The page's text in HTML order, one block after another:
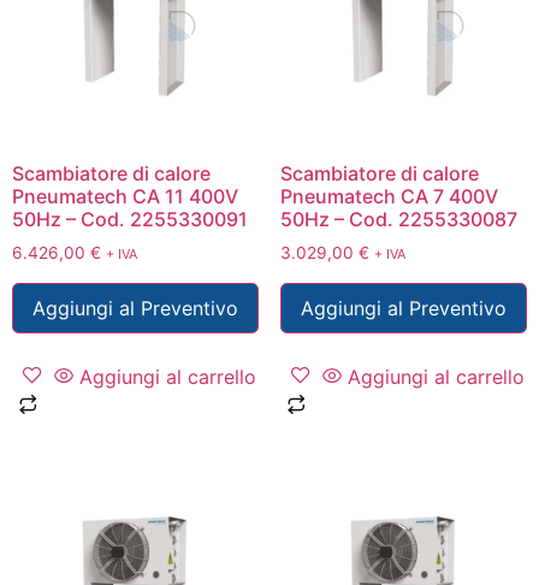
Scambiatore di calore
Pneumatech CA 11 400V
50Hz – Cod. 2255330091
6.426,00 € + IVA
Aggiungi al Preventivo
Aggiungi al carrello
Scambiatore di calore
Pneumatech CA 7 400V
50Hz – Cod. 2255330087
3.029,00 € + IVA
Aggiungi al Preventivo
Aggiungi al carrello